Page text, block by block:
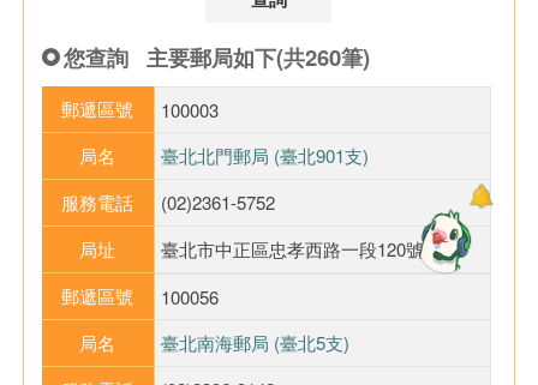
您查詢 主要郵局如下(共260筆)
郵遞區號
100003
局名
臺北北門郵局 (臺北901支)
服務電話
(02)2361-5752
局址
臺北市中正區忠孝西路一段120號1樓
郵遞區號
100056
局名
臺北南海郵局 (臺北5支)